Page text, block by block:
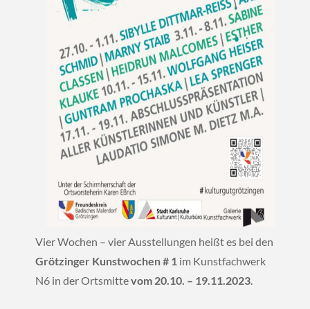
Vier Wochen – vier Ausstellungen heißt es bei den
Grötzinger Kunstwochen # 1 im Kunstfachwerk
N6 in der Ortsmittevom 20.10. – 19.11.2023.